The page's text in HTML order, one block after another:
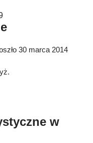
30 marca 2014
w